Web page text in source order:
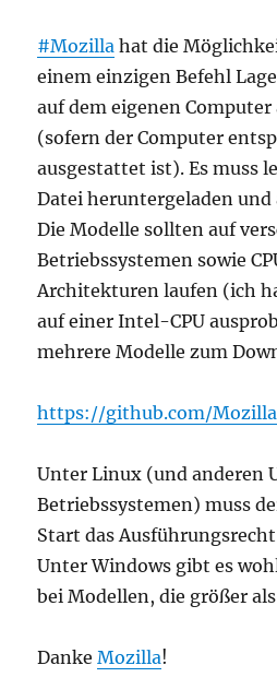
#Mozilla hat die
einem einzigen Befehl
auf dem eigenen
(sofern der Computer
ausgestattet ist). Es muss
Datei heruntergeladen
Die Modelle sollten auf
Betriebssystemen sowie
Architekturen laufen (ich
auf einer Intel-CPU
mehrere Modelle zum
https://github.com/
Unter Linux (und anderen
Betriebssystemen) muss
Start das
Unter Windows gibt es
bei Modellen, die größer
DankeMozilla!